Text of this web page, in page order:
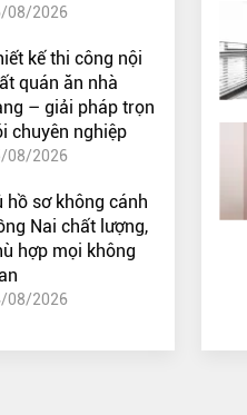
08/2026
kế thi công nội
quán ăn nhà
– giải pháp trọn
chuyên nghiệp
08/2026
hồ sơ không cánh
Nai chất lượng,
hợp mọi không
08/2026